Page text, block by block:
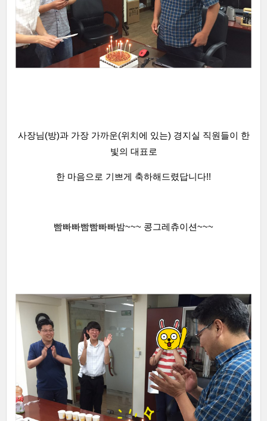
사장님(방)과 가장 가까운(위치에 있는) 경지실 직원들이 한
빛의 대표로
한 마음으로 기쁘게 축하해드렸답니다!!
빰빠빠빰빰빠빠밤~~~ 콩그레츄이션~~~